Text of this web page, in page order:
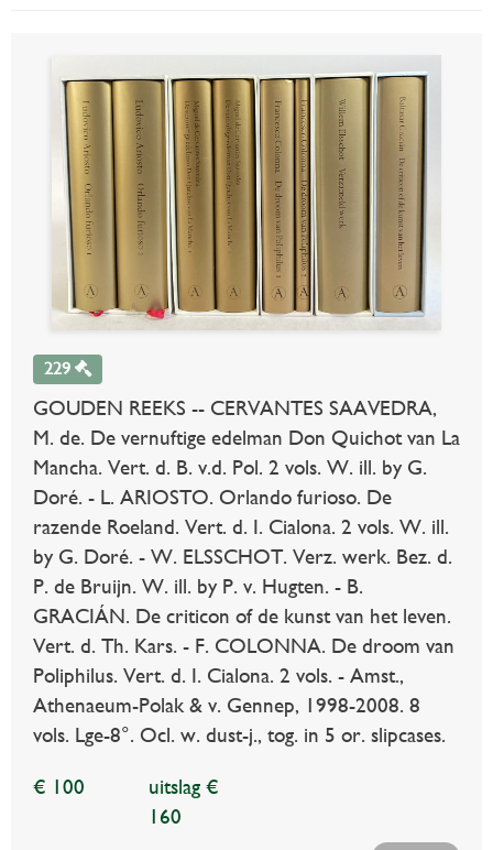
229
GOUDEN REEKS -- CERVANTES SAAVEDRA,
M. de. De vernuftige edelman Don Quichot van La
Mancha. Vert. d. B. v.d. Pol. 2 vols. W. ill. by G.
Doré. - L. ARIOSTO. Orlando furioso. De
razende Roeland. Vert. d. I. Cialona. 2 vols. W. ill.
by G. Doré. - W. ELSSCHOT. Verz. werk. Bez. d.
P. de Bruijn. W. ill. by P. v. Hugten. - B.
GRACIÁN. De criticon of de kunst van het leven.
Vert. d. Th. Kars. - F. COLONNA. De droom van
Poliphilus. Vert. d. I. Cialona. 2 vols. - Amst.,
Athenaeum-Polak & v. Gennep, 1998-2008. 8
vols. Lge-8°. Ocl. w. dust-j., tog. in 5 or. slipcases.
€ 100
uitslag €
160